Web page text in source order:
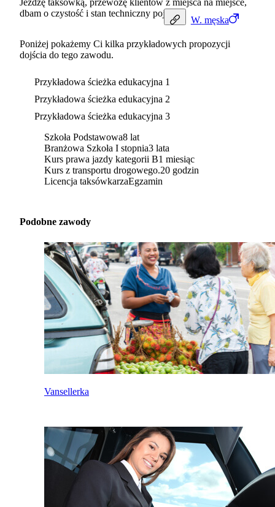
W. męska
Jeżdżę taksówką, przewożę klientów z miejsca na miejsce,
dbam o czystość i stan techniczny pojazdu.
Poniżej pokażemy Ci kilka przykładowych propozycji
dojścia do tego zawodu.
Przykładowa ścieżka edukacyjna 1
Przykładowa ścieżka edukacyjna 2
Przykładowa ścieżka edukacyjna 3
Szkoła Podstawowa8 lat
Branżowa Szkoła I stopnia3 lata
Kurs prawa jazdy kategorii B1 miesiąc
Kurs z transportu drogowego.20 godzin
Licencja taksówkarzaEgzamin
Podobne zawody
Vansellerka